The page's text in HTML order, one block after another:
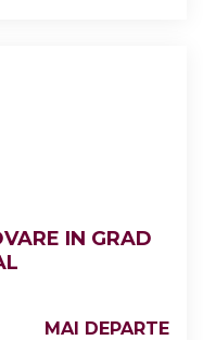
IN GRAD
MAI DEPARTE